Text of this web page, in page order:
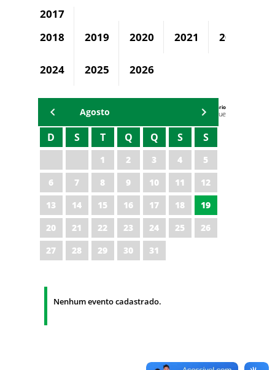
2017
2018
2019 2020 2021 2022
2024 2025 2026
Agenda do Secretário
Zezinho Albuquerque
Agosto
D S T Q Q S S
1 2 3 4
5
6
7 8 9 10 11
12
13
14 15 16 17 18
19
20
21 22 23 24 25
26
27
28 29 30 31
Nenhum evento cadastrado.